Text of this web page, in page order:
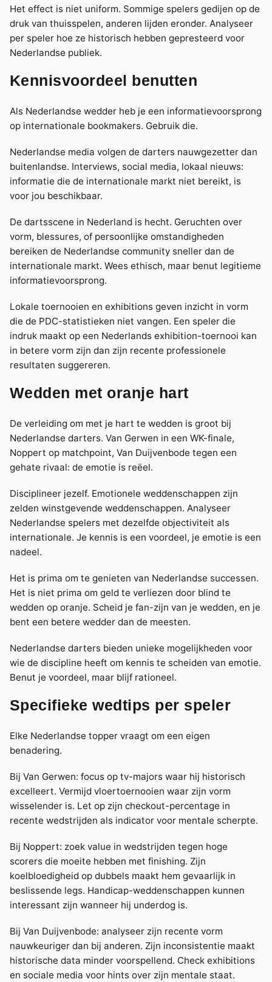
Het effect is niet uniform. Sommige spelers gedijen op de
druk van thuisspelen, anderen lijden eronder. Analyseer
per speler hoe ze historisch hebben gepresteerd voor
Nederlandse publiek.
Kennisvoordeel benutten
Als Nederlandse wedder heb je een informatievoorsprong
op internationale bookmakers. Gebruik die.
Nederlandse media volgen de darters nauwgezetter dan
buitenlandse. Interviews, social media, lokaal nieuws:
informatie die de internationale markt niet bereikt, is
voor jou beschikbaar.
De dartsscene in Nederland is hecht. Geruchten over
vorm, blessures, of persoonlijke omstandigheden
bereiken de Nederlandse community sneller dan de
internationale markt. Wees ethisch, maar benut legitieme
informatievoorsprong.
Lokale toernooien en exhibitions geven inzicht in vorm
die de PDC-statistieken niet vangen. Een speler die
indruk maakt op een Nederlands exhibition-toernooi kan
in betere vorm zijn dan zijn recente professionele
resultaten suggereren.
Wedden met oranje hart
De verleiding om met je hart te wedden is groot bij
Nederlandse darters. Van Gerwen in een WK-finale,
Noppert op matchpoint, Van Duijvenbode tegen een
gehate rivaal: de emotie is reëel.
Disciplineer jezelf. Emotionele weddenschappen zijn
zelden winstgevende weddenschappen. Analyseer
Nederlandse spelers met dezelfde objectiviteit als
internationale. Je kennis is een voordeel, je emotie is een
nadeel.
Het is prima om te genieten van Nederlandse successen.
Het is niet prima om geld te verliezen door blind te
wedden op oranje. Scheid je fan-zijn van je wedden, en je
bent een betere wedder dan de meesten.
Nederlandse darters bieden unieke mogelijkheden voor
wie de discipline heeft om kennis te scheiden van emotie.
Benut je voordeel, maar blijf rationeel.
Specifieke wedtips per speler
Elke Nederlandse topper vraagt om een eigen
benadering.
Bij Van Gerwen: focus op tv-majors waar hij historisch
excelleert. Vermijd vloertoernooien waar zijn vorm
wisselender is. Let op zijn checkout-percentage in
recente wedstrijden als indicator voor mentale scherpte.
Bij Noppert: zoek value in wedstrijden tegen hoge
scorers die moeite hebben met finishing. Zijn
koelbloedigheid op dubbels maakt hem gevaarlijk in
beslissende legs. Handicap-weddenschappen kunnen
interessant zijn wanneer hij underdog is.
Bij Van Duijvenbode: analyseer zijn recente vorm
nauwkeuriger dan bij anderen. Zijn inconsistentie maakt
historische data minder voorspellend. Check exhibitions
en sociale media voor hints over zijn mentale staat.